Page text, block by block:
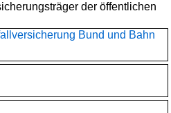
der öffentlichen
Bund und Bahn